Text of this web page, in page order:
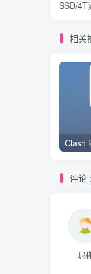
SSD/4T
相关
评论
昵